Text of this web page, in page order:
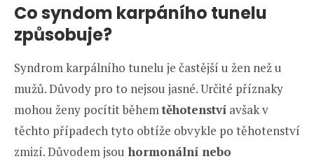
Co syndom karpáního tunelu
způsobuje?
Syndrom karpálního tunelu je častější u žen než u
mužů. Důvody pro to nejsou jasné. Určité příznaky
mohou ženy pocítit běhemtěhotenství avšak v
těchto případech tyto obtíže obvykle po těhotenství
zmizí. Důvodem jsou hormonální nebo